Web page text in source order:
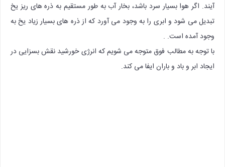
آیند. اگر هوا بسیار سرد باشد، بخار آب به طور مستقیم به ذره های ریز یخ
تبدیل می شود و ابری را به وجود می آورد که از ذره های بسیار زیاد یخ به
وجود آمده است. .
با توجه به مطالب فوق متوجه می شویم که انرژی خورشید نقش بسزایی در
ایجاد ابر و باد و باران ایفا می کند.